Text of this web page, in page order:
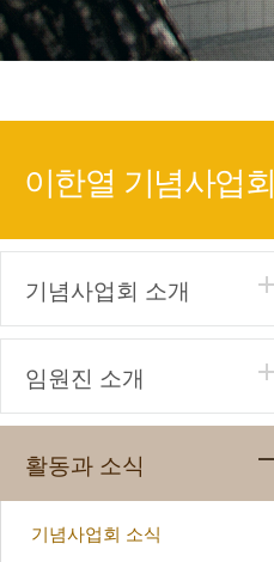
이한열 기념사업회
기념사업회 소개
임원진 소개
활동과 소식
기념사업회 소식